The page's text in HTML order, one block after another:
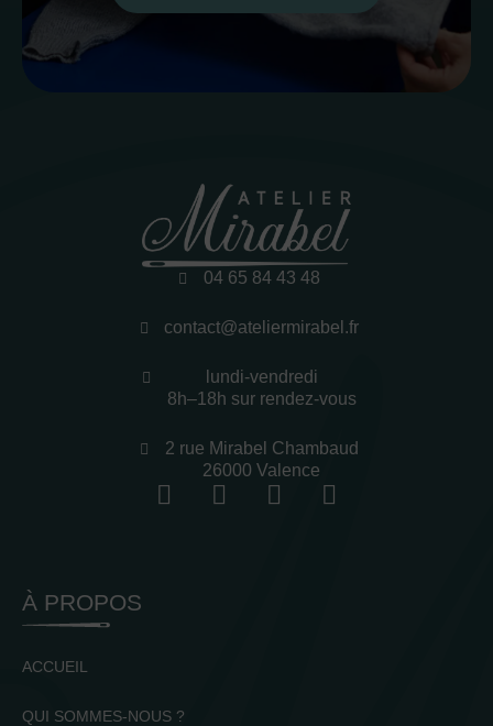
04 65 84 43 48
contact@ateliermirabel.fr
lundi-vendredi
8h–18h sur rendez-vous
2 rue Mirabel Chambaud
26000 Valence
À PROPOS
ACCUEIL
QUI SOMMES-NOUS ?